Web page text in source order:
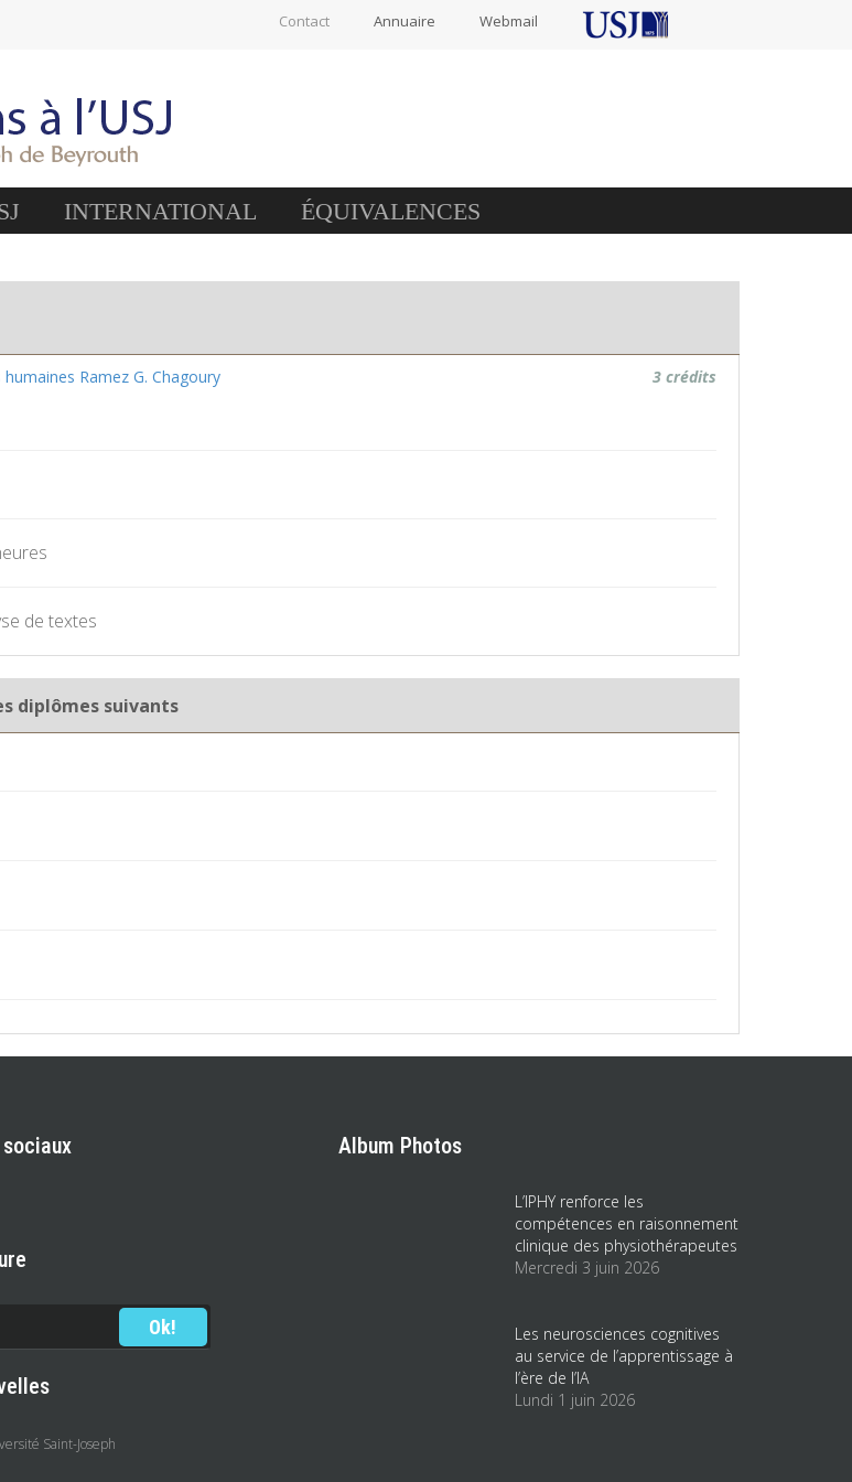
Contact Annuaire Webmail
INTERNATIONAL ÉQUIVALENCES
Ramez G. Chagoury 3 crédits
de textes
diplômes suivants
Saint-Joseph
Album Photos
L’IPHY renforce les
compétences en raisonnement
clinique des physiothérapeutes
Mercredi 3 juin 2026
Les neurosciences cognitives
au service de l’apprentissage à
l’ère de l’IA
Lundi 1 juin 2026